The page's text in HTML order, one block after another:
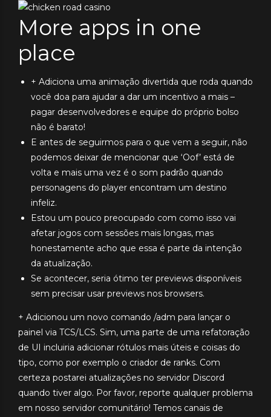
More apps in one
place
+ Adiciona uma animação divertida que roda quando
você doa para ajudar a dar um incentivo a mais –
pagar desenvolvedores e equipe do próprio bolso
não é barato!
E antes de seguirmos para o que vem a seguir, não
podemos deixar de mencionar que ‘Oof’ está de
volta e mais uma vez é o som padrão quando
personagens do player encontram um destino
infeliz.
Estou um pouco preocupado com como isso vai
afetar jogos com sessões mais longas, mas
honestamente acho que essa é parte da intenção
da atualização.
Se acontecer, seria ótimo ter previews disponíveis
sem precisar usar previews nos browsers.
+ Adicionou um novo comando /adm para lançar o
painel via TCS/LCS. Sim, uma parte de uma refatoração
de UI incluiria adicionar rótulos mais úteis e coisas do
tipo, como por exemplo o criador de ranks. Com
certeza postarei atualizações no servidor Discord
quando tiver algo. Por favor, reporte qualquer problema
em nosso servidor comunitário! Temos canais de